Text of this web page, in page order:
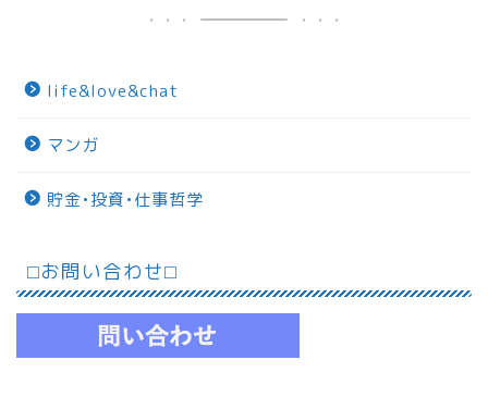
life&love&chat
マンガ
貯金•投資•仕事哲学
⬜︎お問い合わせ⬜︎